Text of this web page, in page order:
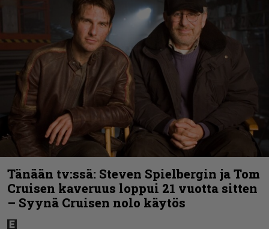
Tänään tv:ssä: Steven Spielbergin ja Tom
Cruisen kaveruus loppui 21 vuotta sitten
– Syynä Cruisen nolo käytös